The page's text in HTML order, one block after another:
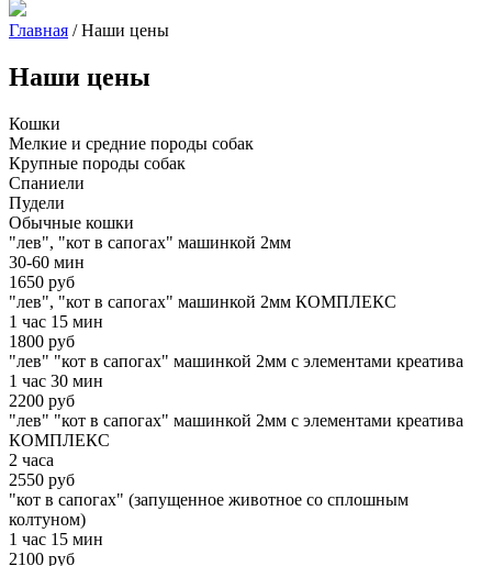
Главная /Наши цены
Наши цены
Кошки
Мелкие и средние породы собак
Крупные породы собак
Спаниели
Пудели
Обычные кошки
"лев", "кот в сапогах" машинкой 2мм
30-60 мин
1650 руб
"лев", "кот в сапогах" машинкой 2мм КОМПЛЕКС
1 час 15 мин
1800 руб
"лев" "кот в сапогах" машинкой 2мм с элементами креатива
1 час 30 мин
2200 руб
"лев" "кот в сапогах" машинкой 2мм с элементами креатива
КОМПЛЕКС
2 часа
2550 руб
"кот в сапогах" (запущенное животное со сплошным
колтуном)
1 час 15 мин
2100 руб